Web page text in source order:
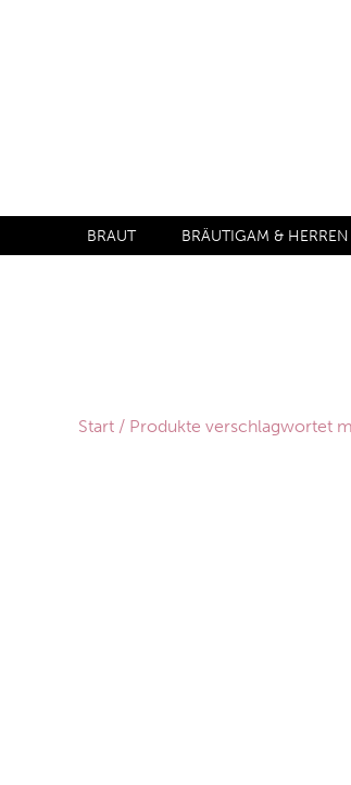
BRAUT BRÄUTIGAM & HERREN
Start / Produkte verschlagwortet